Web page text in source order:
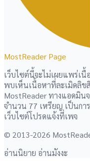
MostReader Page
เว็บไซต์นี้จะไม่เผยแพร่เ
พบเห็นเนื้อหาที่ละเมิดลิข
MostReader ทางแอดมิ
จำนวน 77 เหรียญ เป็นก
เว็บไซต์โปรดแจ้งที่เพจ
© 2013-2026
อ่านนิยาย อ่านมังงะ